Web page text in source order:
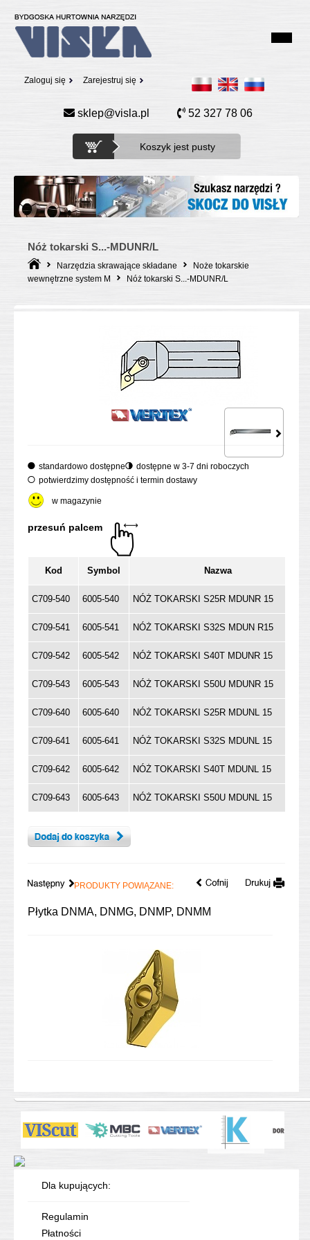
Zarejestruj się
Zaloguj się
sklep@visla.pl 52 327 78 06
Koszyk jest pusty
Nóż tokarski S...-MDUNR/L
Narzędzia skrawające składane
Noże tokarskie
wewnętrzne system M
Nóż tokarski S...-MDUNR/L
standardowo dostępne
dostępne w 3-7 dni roboczych
potwierdzimy dostępność i termin dostawy
w magazynie
Kod Symbol Nazwa
C709-540 6005-540 NÓŻ TOKARSKI S25R MDUNR 15
C709-541 6005-541 NÓŻ TOKARSKI S32S MDUN R15
C709-542 6005-542 NÓŻ TOKARSKI S40T MDUNR 15
C709-543 6005-543 NÓŻ TOKARSKI S50U MDUNR 15
C709-640 6005-640 NÓŻ TOKARSKI S25R MDUNL 15
C709-641 6005-641 NÓŻ TOKARSKI S32S MDUNL 15
C709-642 6005-642 NÓŻ TOKARSKI S40T MDUNL 15
C709-643 6005-643 NÓŻ TOKARSKI S50U MDUNL 15
PRODUKTY POWIĄZANE:
Płytka DNMA, DNMG, DNMP, DNMM
Dla kupujących:
Regulamin
Płatności